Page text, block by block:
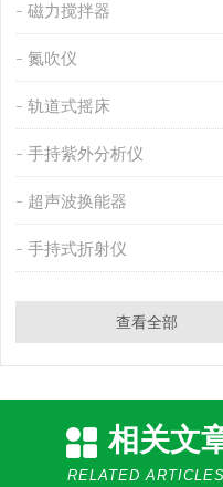
磁力搅拌器
氮吹仪
轨道式摇床
手持紫外分析仪
超声波换能器
手持式折射仪
查看全部
相关文
RELATED ARTICLES